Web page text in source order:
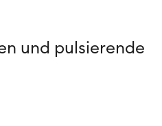
und pulsierende